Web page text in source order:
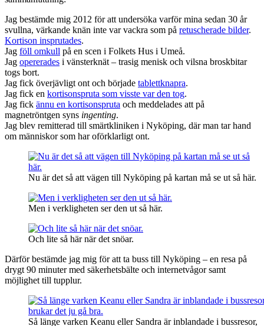
Jag bestämde mig 2012 för att undersöka varför mina sedan 30 år
svullna, värkande knän inte var vackra som på retuscherade bilder.
Kortison insprutades.
Jag föll omkull på en scen i Folkets Hus i Umeå.
Jag opererades i vänsterknät – trasig menisk och vilsna broskbitar
togs bort.
Jag fick överjävligt ont och började tablettknapra.
Jag fick en kortisonspruta som visste var den tog.
Jag fick ännu en kortisonspruta och meddelades att på
magnetröntgen syns ingenting.
Jag blev remitterad till smärtkliniken i Nyköping, där man tar hand
om människor som har oförklarligt ont.
Nu är det så att vägen till Nyköping på kartan må se ut så här.
Men i verkligheten ser den ut så här.
Och lite så här när det snöar.
Därför bestämde jag mig för att ta buss till Nyköping – en resa på
drygt 90 minuter med säkerhetsbälte och internetvågor samt
möjlighet till tupplur.
Så länge varken Keanu eller Sandra är inblandade i bussresor,